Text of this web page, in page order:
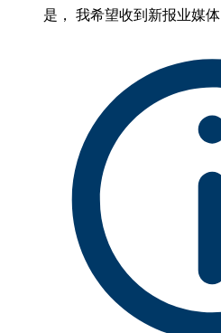
是， 我希望收到新报业媒体